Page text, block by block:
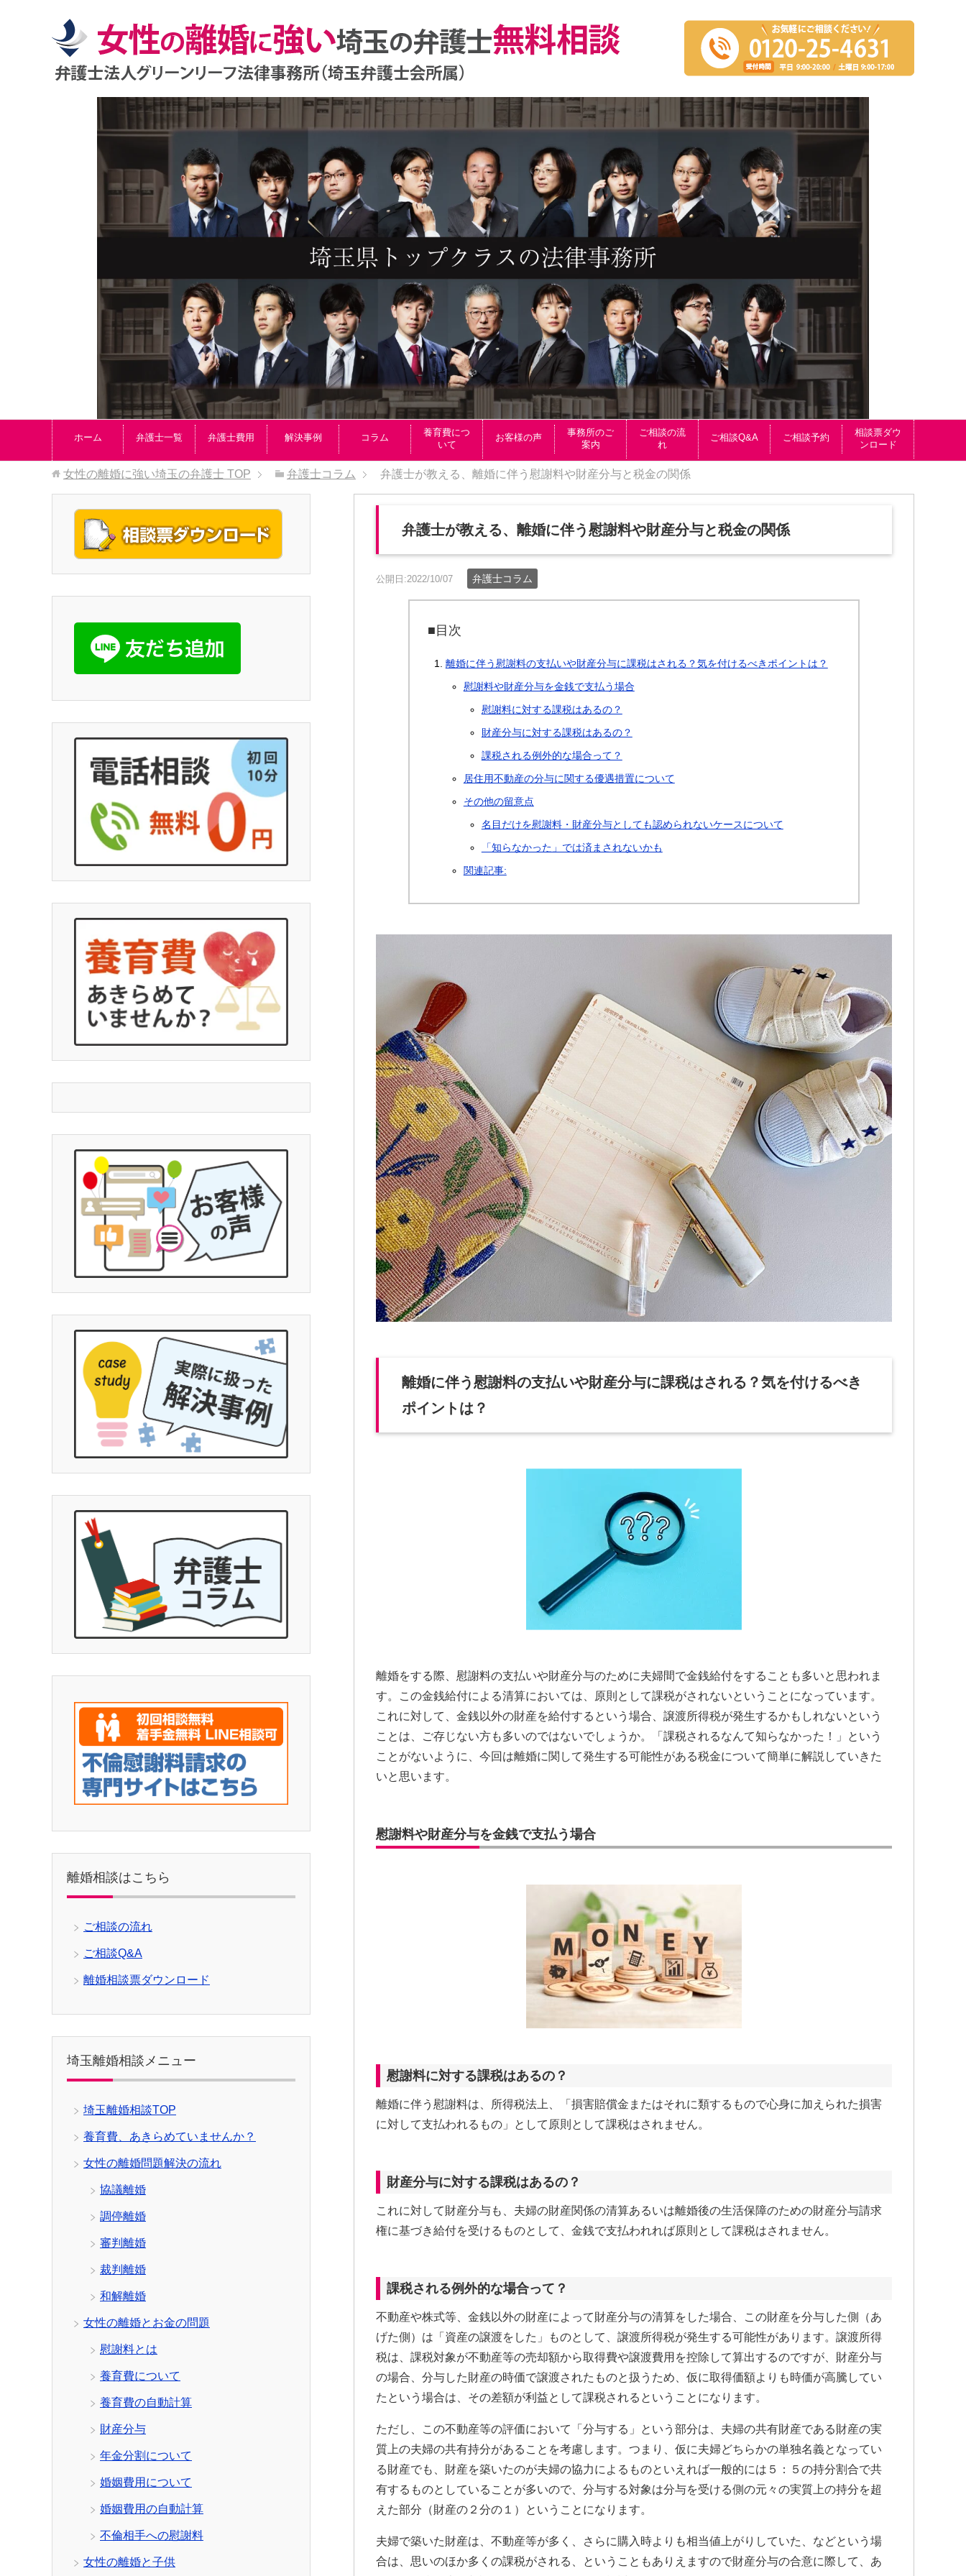
ホーム 弁護士一覧 弁護士費用 解決事例 コラム
養育費につ
いて
お客様の声
事務所のご
案内
ご相談の流
れ
ご相談Q&A ご相談予約
相談票ダウ
ンロード
女性の離婚に強い埼玉の弁護士 TOP 弁護士コラム 弁護士が教える、離婚に伴う慰謝料や財産分与と税金の関係
弁護士が教える、離婚に伴う慰謝料や財産分与と税金の関係
公開日:2022/10/07 弁護士コラム
■目次
離婚に伴う慰謝料の支払いや財産分与に課税はされる？気を付けるべきポイントは？
慰謝料や財産分与を金銭で支払う場合
慰謝料に対する課税はあるの？
財産分与に対する課税はあるの？
課税される例外的な場合って？
居住用不動産の分与に関する優遇措置について
その他の留意点
名目だけを慰謝料・財産分与としても認められないケースについて
「知らなかった」では済まされないかも
関連記事:
離婚に伴う慰謝料の支払いや財産分与に課税はされる？気を付けるべき
ポイントは？
離婚をする際、慰謝料の支払いや財産分与のために夫婦間で金銭給付をすることも多いと思われま
す。この金銭給付による清算においては、原則として課税がされないということになっています。
これに対して、金銭以外の財産を給付するという場合、譲渡所得税が発生するかもしれないという
ことは、ご存じない方も多いのではないでしょうか。「課税されるなんて知らなかった！」という
ことがないように、今回は離婚に関して発生する可能性がある税金について簡単に解説していきた
いと思います。
慰謝料や財産分与を金銭で支払う場合
慰謝料に対する課税はあるの？
離婚に伴う慰謝料は、所得税法上、「損害賠償金またはそれに類するもので心身に加えられた損害
に対して支払われるもの」として原則として課税はされません。
財産分与に対する課税はあるの？
これに対して財産分与も、夫婦の財産関係の清算あるいは離婚後の生活保障のための財産分与請求
権に基づき給付を受けるものとして、金銭で支払われれば原則として課税はされません。
課税される例外的な場合って？
不動産や株式等、金銭以外の財産によって財産分与の清算をした場合、この財産を分与した側（あ
げた側）は「資産の譲渡をした」ものとして、譲渡所得税が発生する可能性があります。譲渡所得
税は、課税対象が不動産等の売却額から取得費や譲渡費用を控除して算出するのですが、財産分与
の場合、分与した財産の時価で譲渡されたものと扱うため、仮に取得価額よりも時価が高騰してい
たという場合は、その差額が利益として課税されるということになります。
ただし、この不動産等の評価において「分与する」という部分は、夫婦の共有財産である財産の実
質上の夫婦の共有持分があることを考慮します。つまり、仮に夫婦どちらかの単独名義となってい
る財産でも、財産を築いたのが夫婦の協力によるものといえれば一般的には５：５の持分割合で共
有するものとしていることが多いので、分与する対象は分与を受ける側の元々の実質上の持分を超
えた部分（財産の２分の１）ということになります。
夫婦で築いた財産は、不動産等が多く、さらに購入時よりも相当値上がりしていた、などという場
合は、思いのほか多くの課税がされる、ということもありえますので財産分与の合意に際して、あ
離婚相談はこちら
ご相談の流れ
ご相談Q&A
離婚相談票ダウンロード
埼玉離婚相談メニュー
埼玉離婚相談TOP
養育費、あきらめていませんか？
女性の離婚問題解決の流れ
協議離婚
調停離婚
審判離婚
裁判離婚
和解離婚
女性の離婚とお金の問題
慰謝料とは
養育費について
養育費の自動計算
財産分与
年金分割について
婚姻費用について
婚姻費用の自動計算
不倫相手への慰謝料
女性の離婚と子供